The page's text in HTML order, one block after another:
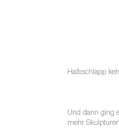
Halbschlapp
Und dann ging
mehr